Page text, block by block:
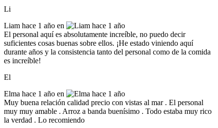
Li
Liam hace 1 año en
El personal aquí es absolutamente increíble, no puedo decir
suficientes cosas buenas sobre ellos. ¡He estado viniendo aquí
durante años y la consistencia tanto del personal como de la comida
es increíble!
El
Elma hace 1 año en
Muy buena relación calidad precio con vistas al mar . El personal
muy muy amable . Arroz a banda buenísimo . Todo estaba muy rico
la verdad . Lo recomiendo